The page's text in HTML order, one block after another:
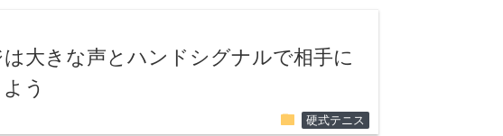
大きな声とハンドシグナルで相手に
う
folder 硬式テニス